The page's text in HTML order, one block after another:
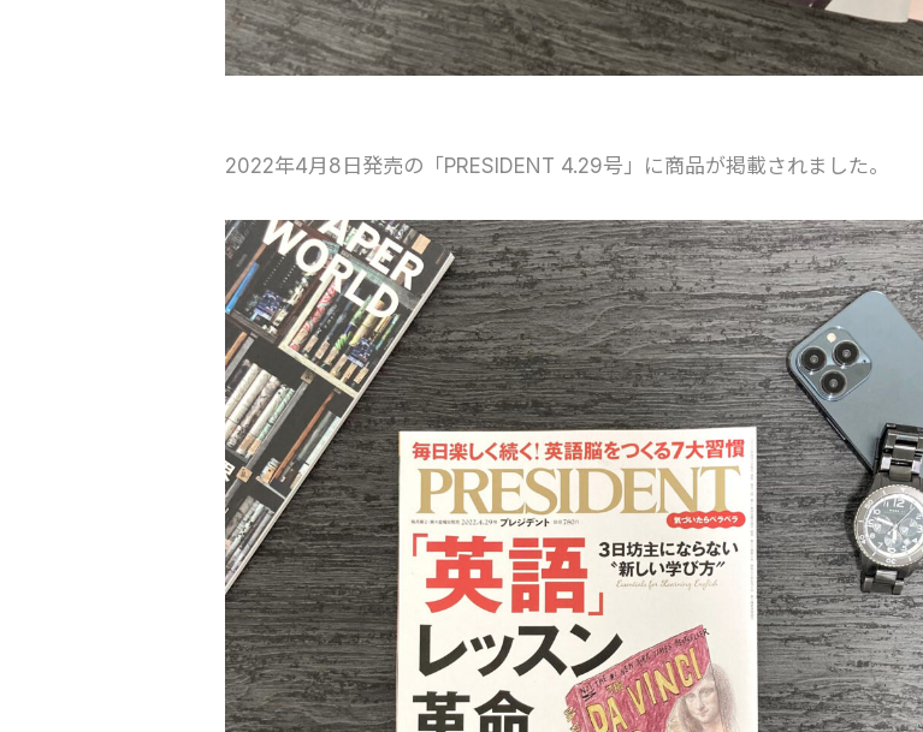
2022年4月8日発売の「PRESIDENT 4.29号」に商品が掲載されました。